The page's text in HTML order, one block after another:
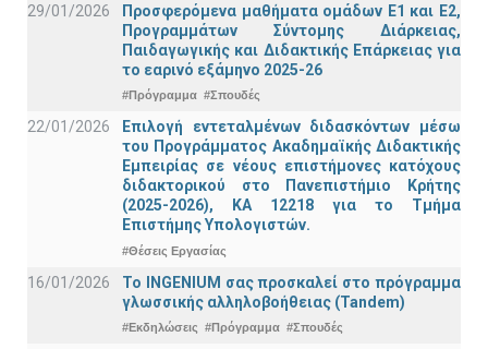
29/01/2026
Προσφερόμενα μαθήματα ομάδων Ε1 και Ε2,
Προγραμμάτων Σύντομης Διάρκειας,
Παιδαγωγικής και Διδακτικής Επάρκειας για
το εαρινό εξάμηνο 2025-26
#Πρόγραμμα #Σπουδές
22/01/2026
Επιλογή εντεταλμένων διδασκόντων μέσω
του Προγράμματος Ακαδημαϊκής Διδακτικής
Εμπειρίας σε νέους επιστήμονες κατόχους
διδακτορικού στο Πανεπιστήμιο Κρήτης
(2025-2026), ΚΑ 12218 για το Τμήμα
Επιστήμης Υπολογιστών.
#Θέσεις Εργασίας
16/01/2026
Το INGENIUM σας προσκαλεί στο πρόγραμμα
γλωσσικής αλληλοβοήθειας (Tandem)
#Εκδηλώσεις #Πρόγραμμα #Σπουδές